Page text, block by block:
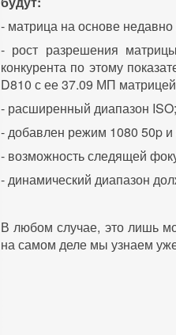
- матрица на основе
- рост разрешения
конкурента по этому
D810 с ее 37.09 МП
- расширенный диапазон ISO;
- добавлен режим 1080 50p и
- возможность следящей
- динамический диапазон
В любом случае, это лишь
на самом деле мы узнаем